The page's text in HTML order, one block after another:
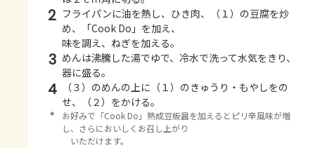
2 フライパンに油を熱し、ひき肉、（１）の豆腐を炒
め、「Cook Do」を加え、
味を調え、ねぎを加える。
3 めんは沸騰した湯でゆで、冷水で洗って水気をきり、
器に盛る。
4
（３）のめんの上に（１）のきゅうり・もやしをの
せ、（２）をかける。
＊
お好みで「Cook Do」熟成豆板醤を加えるとピリ辛風味が増
し、さらにおいしくお召し上がり
いただけます。